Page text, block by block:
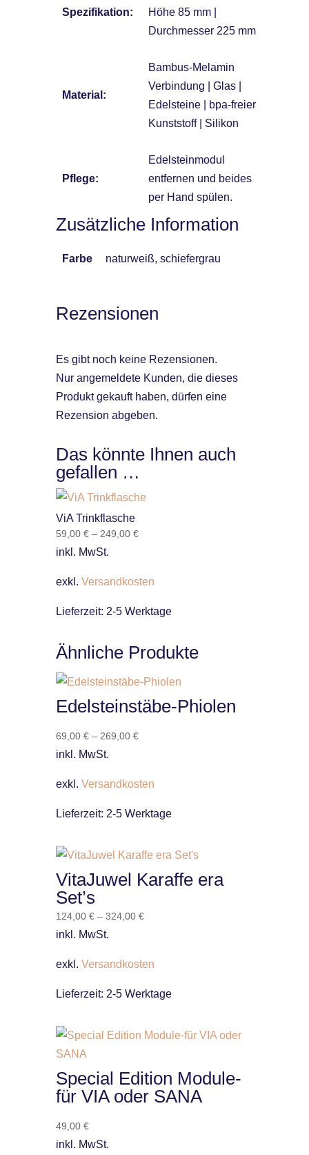
Spezifikation:
Höhe 85 mm |
Durchmesser 225 mm
Material:
Bambus-Melamin
Verbindung | Glas |
Edelsteine | bpa-freier
Kunststoff | Silikon
Pflege:
Edelsteinmodul
entfernen und beides
per Hand spülen.
Zusätzliche Information
Farbe naturweiß, schiefergrau
Rezensionen
Es gibt noch keine Rezensionen.
Nur angemeldete Kunden, die dieses
Produkt gekauft haben, dürfen eine
Rezension abgeben.
Das könnte Ihnen auch
gefallen …
ViA Trinkflasche
59,00 €– 249,00 €
inkl. MwSt.
exkl. Versandkosten
Lieferzeit: 2-5 Werktage
Ähnliche Produkte
Edelsteinstäbe-Phiolen
69,00 €– 269,00 €
inkl. MwSt.
exkl. Versandkosten
Lieferzeit: 2-5 Werktage
VitaJuwel Karaffe era
Set’s
124,00 €– 324,00 €
inkl. MwSt.
exkl. Versandkosten
Lieferzeit: 2-5 Werktage
Special Edition Module-
für VIA oder SANA
49,00 €
inkl. MwSt.